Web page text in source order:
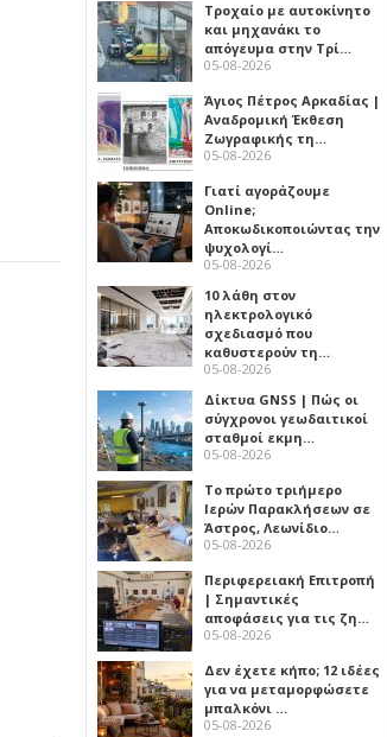
Τροχαίο με αυτοκίνητο
και μηχανάκι το
απόγευμα στην Τρί…
05-08-2026
Άγιος Πέτρος Αρκαδίας |
Αναδρομική Έκθεση
Ζωγραφικής τη…
05-08-2026
Γιατί αγοράζουμε
Online;
Αποκωδικοποιώντας την
ψυχολογί…
05-08-2026
10 λάθη στον
ηλεκτρολογικό
σχεδιασμό που
καθυστερούν τη…
05-08-2026
Δίκτυα GNSS | Πώς οι
σύγχρονοι γεωδαιτικοί
σταθμοί εκμη…
05-08-2026
Το πρώτο τριήμερο
Ιερών Παρακλήσεων σε
Άστρος, Λεωνίδιο…
05-08-2026
Περιφερειακή Επιτροπή
| Σημαντικές
αποφάσεις για τις ζη…
05-08-2026
Δεν έχετε κήπο; 12 ιδέες
για να μεταμορφώσετε
μπαλκόνι …
05-08-2026